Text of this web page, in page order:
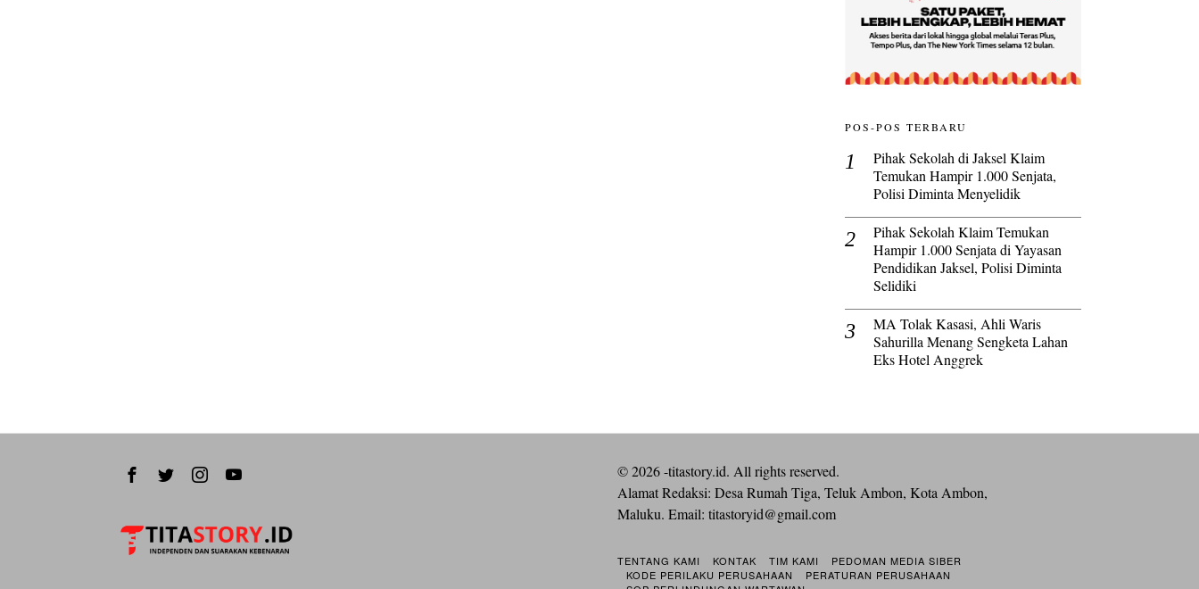
POS-POS TERBARU
Pihak Sekolah di Jaksel Klaim
Temukan Hampir 1.000 Senjata,
Polisi Diminta Menyelidik
Pihak Sekolah Klaim Temukan
Hampir 1.000 Senjata di Yayasan
Pendidikan Jaksel, Polisi Diminta
Selidiki
MA Tolak Kasasi, Ahli Waris
Sahurilla Menang Sengketa Lahan
Eks Hotel Anggrek
©2026-titastory.id. All rights reserved.
Alamat Redaksi: Desa Rumah Tiga, Teluk Ambon, Kota Ambon,
Maluku. Email: titastoryid@gmail.com
TENTANG KAMI KONTAK TIM KAMI
PEDOMAN MEDIA SIBER
KODE PERILAKU PERUSAHAAN
PERATURAN PERUSAHAAN